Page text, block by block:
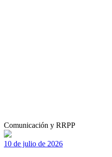
Comunicación y RRPP
10 de julio de 2026